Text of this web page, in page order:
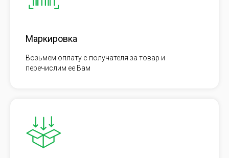
Маркировка
Возьмем оплату с получателя за товар и
перечислим ее Вам